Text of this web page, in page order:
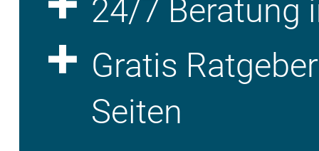
24/7 Beratung
Gratis
Seiten